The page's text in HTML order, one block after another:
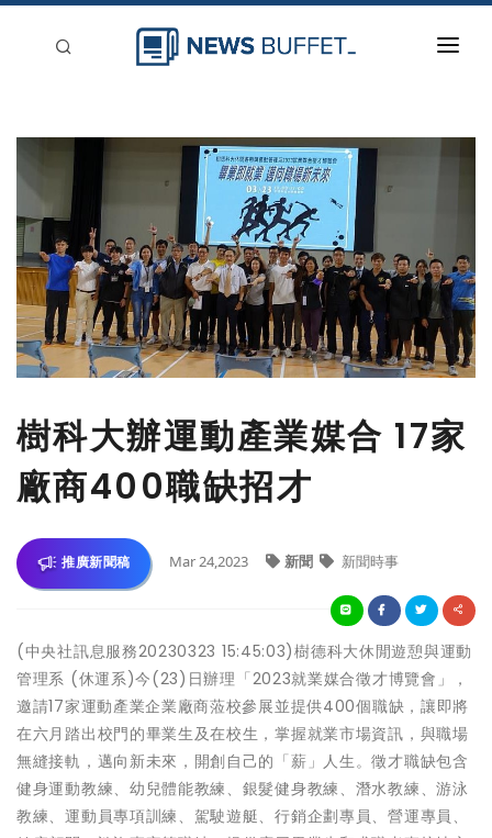
新聞稿分類
刊登
樹科大辦運動產業媒合 17家
廠商400職缺招才
推廣新聞稿 Mar 24,2023 新聞 新聞時事
(中央社訊息服務20230323 15:45:03)樹德科大休閒遊憩與運動
管理系 (休運系)今(23)日辦理「2023就業媒合徵才博覽會」，
邀請17家運動產業企業廠商蒞校參展並提供400個職缺，讓即將
在六月踏出校門的畢業生及在校生，掌握就業市場資訊，與職場
無縫接軌，邁向新未來，開創自己的「薪」人生。徵才職缺包含
健身運動教練、幼兒體能教練、銀髮健身教練、潛水教練、游泳
教練、運動員專項訓練、駕駛遊艇、行銷企劃專員、營運專員、